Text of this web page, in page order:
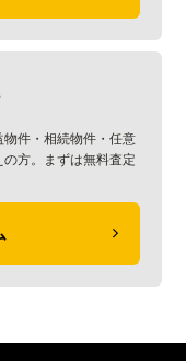
件・相続物件・任意
方。まずは無料査定